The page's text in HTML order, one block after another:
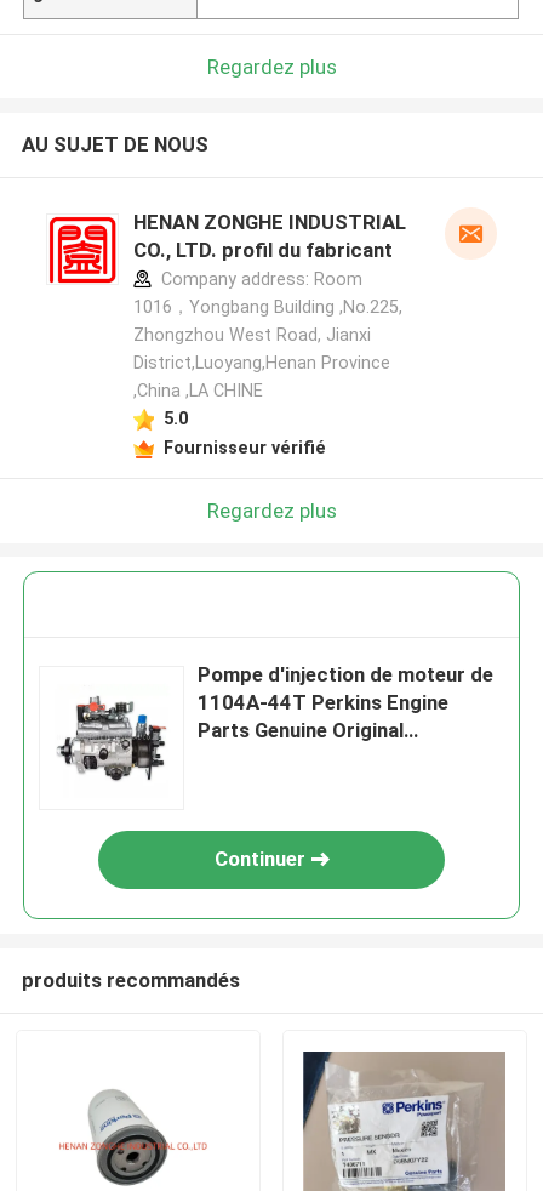
Regardez plus
AU SUJET DE NOUS
HENAN ZONGHE INDUSTRIAL
CO., LTD. profil du fabricant
Company address: Room
1016，Yongbang Building ,No.225,
Zhongzhou West Road, Jianxi
District,Luoyang,Henan Province
,China ,LA CHINE
5.0
Fournisseur vérifié
Regardez plus
Pompe d'injection de moteur de
1104A-44T Perkins Engine
Parts Genuine Original
Continuer
produits recommandés